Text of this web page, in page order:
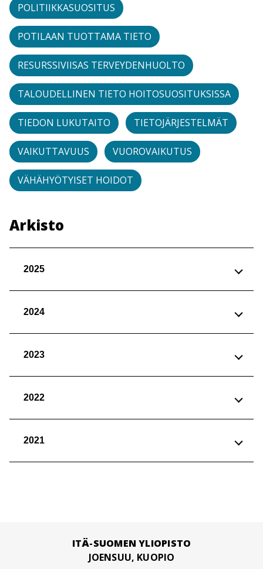
POLITIIKKASUOSITUS
POTILAAN TUOTTAMA TIETO
RESURSSIVIISAS TERVEYDENHUOLTO
TALOUDELLINEN TIETO HOITOSUOSITUKSISSA
TIEDON LUKUTAITO TIETOJÄRJESTELMÄT
VAIKUTTAVUUS VUOROVAIKUTUS
VÄHÄHYÖTYISET HOIDOT
Arkisto
2025
2024
2023
2022
2021
ITÄ-SUOMEN YLIOPISTO
JOENSUU, KUOPIO